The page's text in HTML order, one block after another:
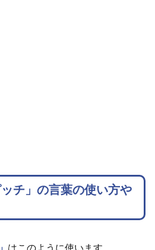
ッチ」の言葉の使い方や